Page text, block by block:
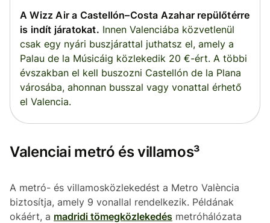
A Wizz Air a Castellón–Costa Azahar repülőtérre
is indít járatokat. Innen Valenciába közvetlenül
csak egy nyári buszjárattal juthatsz el, amely a
Palau de la Músicáig közlekedik 20 €-ért. A többi
évszakban el kell buszozni Castellón de la Plana
városába, ahonnan busszal vagy vonattal érhető
el Valencia.
Valenciai metró és villamos³
A metró- és villamosközlekedést a Metro València
biztosítja, amely 9 vonallal rendelkezik. Példának
okáért, a madridi tömegközlekedés metróhálózata